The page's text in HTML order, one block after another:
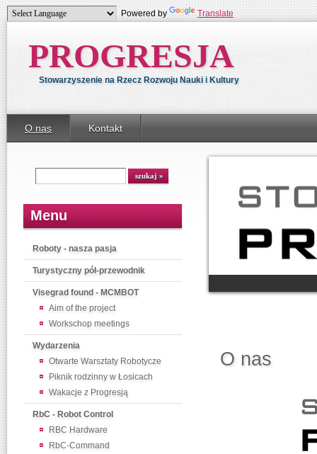
Powered by Translate
PROGRESJA
Stowarzyszenie na Rzecz Rozwoju Nauki i Kultury
O nas Kontakt
Menu
Roboty - nasza pasja
Turystyczny pół-przewodnik
Visegrad found - MCMBOT
Aim of the project
Workschop meetings
Wydarzenia
Otwarte Warsztaty Robotycze
Piknik rodzinny w Łosicach
Wakacje z Progresją
RbC - Robot Control
RBC Hardware
RbC-Command
O nas